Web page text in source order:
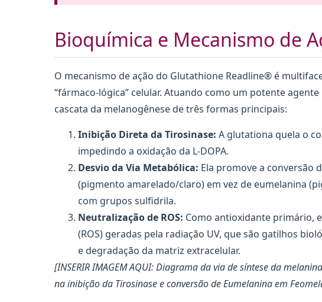
Bioquímica e Mecanismo de
O mecanismo de ação do Glutathione Readline® é
“fármaco-lógica” celular. Atuando como um potente
cascata da melanogênese de três formas principais:
Inibição Direta da Tirosinase: A glutationa quela o
impedindo a oxidação da L-DOPA.
Desvio da Via Metabólica: Ela promove a conversão
(pigmento amarelado/claro) em vez de eumelanina
com grupos sulfidrila.
Neutralização de ROS: Como antioxidante primário,
(ROS) geradas pela radiação UV, que são gatilhos
e degradação da matriz extracelular.
[INSERIR IMAGEM AQUI: Diagrama da via de síntese da
na inibição da Tirosinase e conversão de Eumelanina em